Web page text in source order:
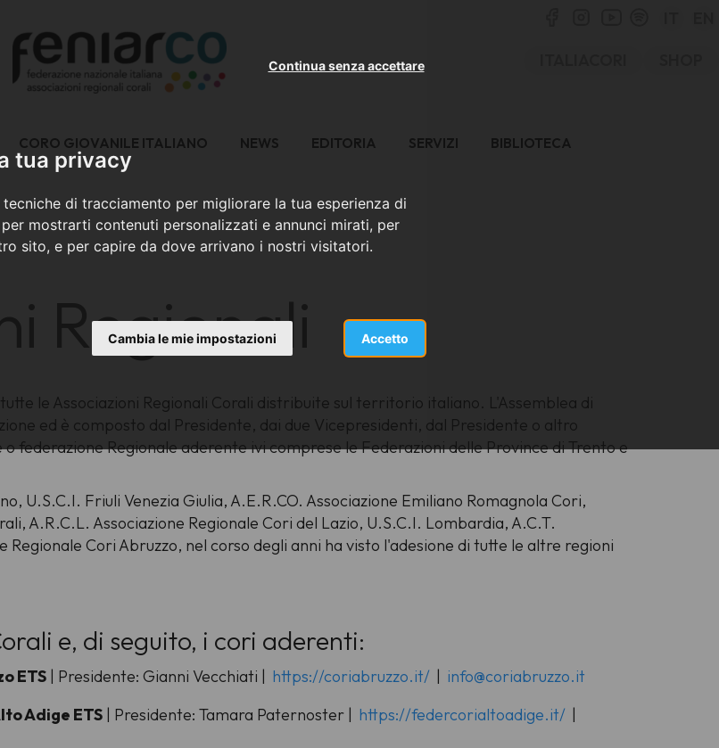
tua privacy
di tracciamento per migliorare la tua esperienza di
mostrarti contenuti personalizzati e annunci mirati, per
sito, e per capire da dove arrivano i nostri visitatori.
Accetto
Continua senza accettare
Cambia le mie impostazioni
CORO GIOVANILE ITALIANO NEWS EDITORIA SERVIZI BIBLIOTECA
Regionali
le Associazioni Regionali Corali distribuite sul territorio italiano. L'Assemblea di
ed è composto dal Presidente, dai due Vicepresidenti, dal Presidente o altro
federazione Regionale aderente ivi comprese le Federazioni delle Province di Trento e
U.S.C.I. Friuli Venezia Giulia, A.E.R.CO. Associazione Emiliano Romagnola Cori,
A.R.C.L. Associazione Regionale Cori del Lazio, U.S.C.I. Lombardia, A.C.T.
Regionale Cori Abruzzo, nel corso degli anni ha visto l'adesione di tutte le altre regioni
e, di seguito, i cori aderenti:
ETS | Presidente: Gianni Vecchiati | https://coriabruzzo.it/ | info@coriabruzzo.it
Adige ETS | Presidente: Tamara Paternoster | https://federcorialtoadige.it/ |